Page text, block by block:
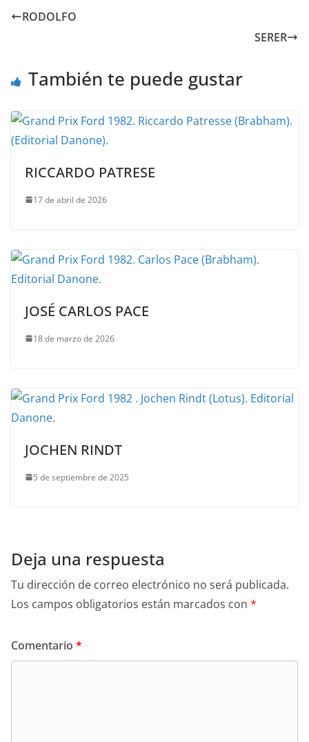
RODOLFO
SERER
También te puede gustar
RICCARDO PATRESE
17 de abril de 2026
JOSÉ CARLOS PACE
18 de marzo de 2026
JOCHEN RINDT
5 de septiembre de 2025
Deja una respuesta
Tu dirección de correo electrónico no será publicada.
Los campos obligatorios están marcados con *
Comentario *